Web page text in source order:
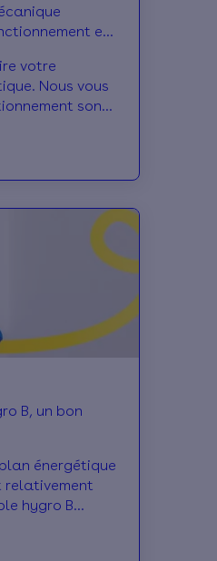
et
votre
Nous vous
son
B, un bon
énergétique
relativement
hygro B